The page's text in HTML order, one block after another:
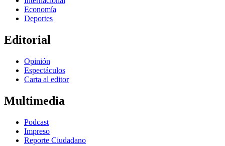
Economía
Deportes
Editorial
Opinión
Espectáculos
Carta al editor
Multimedia
Podcast
Impreso
Reporte Ciudadano